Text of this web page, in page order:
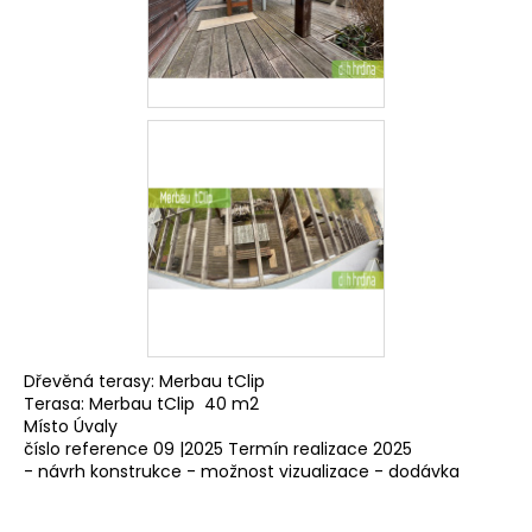
Dřevěná terasy: Merbau tClip
Terasa: Merbau tClip 40 m2
Místo Úvaly
číslo reference 09 |2025 Termín realizace 2025
- návrh konstrukce - možnost vizualizace - dodávka